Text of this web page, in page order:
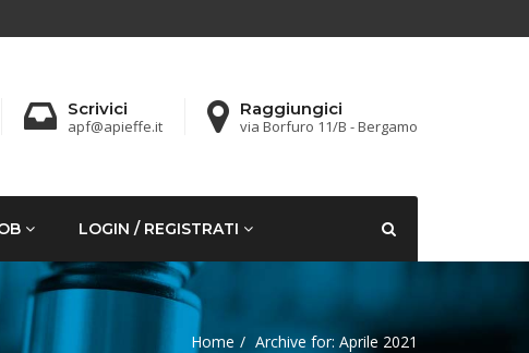
Scrivici
apf@apieffe.it
Raggiungici
via Borfuro 11/B - Bergamo
LOGIN / REGISTRATI
Home Archive for: Aprile 2021